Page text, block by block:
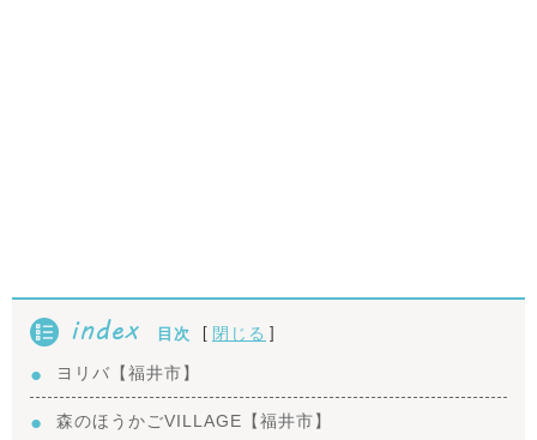
index 目次 [ 閉じる ]
ヨリバ【福井市】
森のほうかごVILLAGE【福井市】